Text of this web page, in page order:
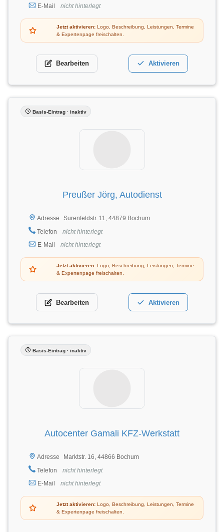
E-Mail
nicht hinterlegt
Jetzt aktivieren: Logo, Beschreibung, Leistungen, Termine
& Expertenpage freischalten.
Bearbeiten Aktivieren
Basis-Eintrag · inaktiv
Preußer Jörg, Autodienst
Adresse
Surenfeldstr. 11, 44879 Bochum
Telefon
nicht hinterlegt
E-Mail
nicht hinterlegt
Jetzt aktivieren: Logo, Beschreibung, Leistungen, Termine
& Expertenpage freischalten.
Bearbeiten Aktivieren
Basis-Eintrag · inaktiv
Autocenter Gamali KFZ-Werkstatt
Adresse
Marktstr. 16, 44866 Bochum
Telefon
nicht hinterlegt
E-Mail
nicht hinterlegt
Jetzt aktivieren: Logo, Beschreibung, Leistungen, Termine
& Expertenpage freischalten.